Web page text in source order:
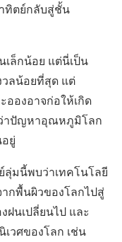
ทิตย์กลับสู่ชั้น
เล็กน้อย แต่นี่เป็น
ลน้อยที่สุด แต่
อองอาจก่อให้เกิด
ว่าปัญหาอุณหภูมิโลก
ยู่
ลุ่มนี้พบว่าเทคโนโลยี
ากพื้นผิวของโลกไปสู่
ฝนเปลี่ยนไป และ
วศของโลก เช่น